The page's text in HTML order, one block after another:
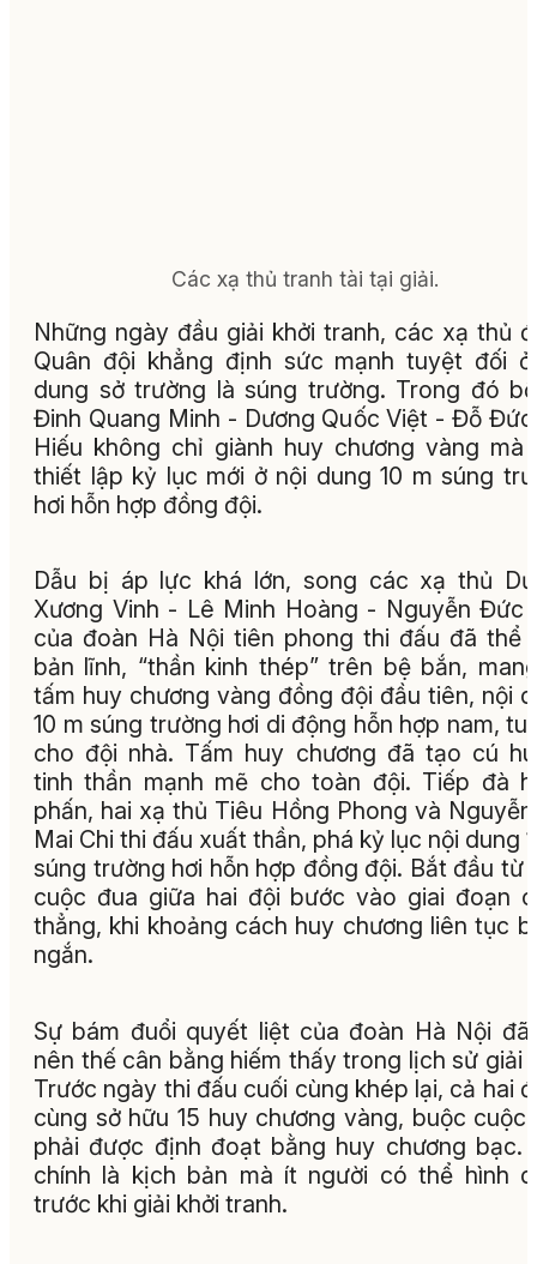
Các xạ thủ tranh tài tại giải.
Những ngày đầu giải khởi tranh, các xạ thủ
Quân đội khẳng định sức mạnh tuyệt đối
dung sở trường là súng trường. Trong đó
Đinh Quang Minh - Dương Quốc Việt - Đỗ Đức
Hiếu không chỉ giành huy chương vàng mà
thiết lập kỷ lục mới ở nội dung 10 m súng
hơi hỗn hợp đồng đội.
Dẫu bị áp lực khá lớn, song các xạ thủ
Xương Vinh - Lê Minh Hoàng - Nguyễn Đức
của đoàn Hà Nội tiên phong thi đấu đã thể
bản lĩnh, “thần kinh thép” trên bệ bắn,
tấm huy chương vàng đồng đội đầu tiên, nội
10 m súng trường hơi di động hỗn hợp nam,
cho đội nhà. Tấm huy chương đã tạo cú
tinh thần mạnh mẽ cho toàn đội. Tiếp đà
phấn, hai xạ thủ Tiêu Hồng Phong và
Mai Chi thi đấu xuất thần, phá kỷ lục nội dung
súng trường hơi hỗn hợp đồng đội. Bắt đầu từ
cuộc đua giữa hai đội bước vào giai đoạn
thẳng, khi khoảng cách huy chương liên tục
ngắn.
Sự bám đuổi quyết liệt của đoàn Hà Nội
nên thế cân bằng hiếm thấy trong lịch sử giải
Trước ngày thi đấu cuối cùng khép lại, cả hai
cùng sở hữu 15 huy chương vàng, buộc cuộc
phải được định đoạt bằng huy chương bạc.
chính là kịch bản mà ít người có thể hình
trước khi giải khởi tranh.